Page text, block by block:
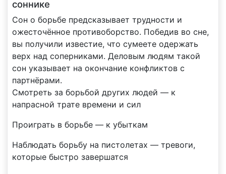
соннике
Сон о борьбе предсказывает трудности и
ожесточённое противоборство. Победив во сне,
вы получили известие, что сумеете одержать
верх над соперниками. Деловым людям такой
сон указывает на окончание конфликтов с
партнёрами.
Смотреть за борьбой других людей — к
напрасной трате времени и сил
Проиграть в борьбе — к убыткам
Наблюдать борьбу на пистолетах — тревоги,
которые быстро завершатся